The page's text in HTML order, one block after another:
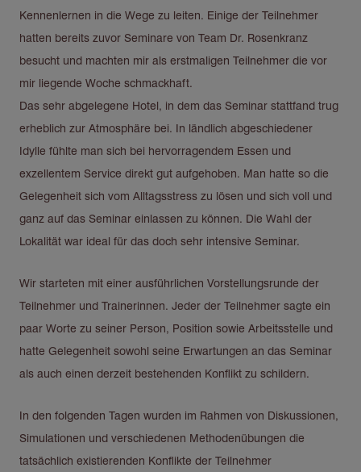
Kennenlernen in die Wege zu leiten. Einige der Teilnehmer
hatten bereits zuvor Seminare von Team Dr. Rosenkranz
besucht und machten mir als erstmaligen Teilnehmer die vor
mir liegende Woche schmackhaft.
Das sehr abgelegene Hotel, in dem das Seminar stattfand trug
erheblich zur Atmosphäre bei. In ländlich abgeschiedener
Idylle fühlte man sich bei hervorragendem Essen und
exzellentem Service direkt gut aufgehoben. Man hatte so die
Gelegenheit sich vom Alltagsstress zu lösen und sich voll und
ganz auf das Seminar einlassen zu können. Die Wahl der
Lokalität war ideal für das doch sehr intensive Seminar.
Wir starteten mit einer ausführlichen Vorstellungsrunde der
Teilnehmer und Trainerinnen. Jeder der Teilnehmer sagte ein
paar Worte zu seiner Person, Position sowie Arbeitsstelle und
hatte Gelegenheit sowohl seine Erwartungen an das Seminar
als auch einen derzeit bestehenden Konflikt zu schildern.
In den folgenden Tagen wurden im Rahmen von Diskussionen,
Simulationen und verschiedenen Methodenübungen die
tatsächlich existierenden Konflikte der Teilnehmer